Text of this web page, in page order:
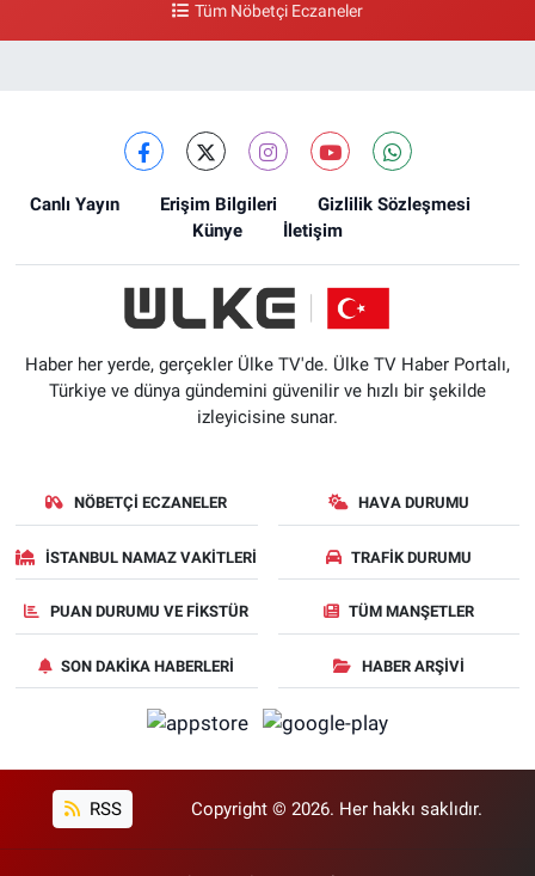
Tüm Nöbetçi Eczaneler
Canlı Yayın Erişim Bilgileri
Gizlilik Sözleşmesi
Künye
İletişim
Haber her yerde, gerçekler Ülke TV'de. Ülke TV Haber Portalı,
Türkiye ve dünya gündemini güvenilir ve hızlı bir şekilde
izleyicisine sunar.
NÖBETÇI ECZANELER HAVA DURUMU
İSTANBUL NAMAZ VAKITLERI TRAFIK DURUMU
PUAN DURUMU VE FIKSTÜR TÜM MANŞETLER
SON DAKIKA HABERLERI HABER ARŞIVI
RSS Copyright © 2026. Her hakkı saklıdır.